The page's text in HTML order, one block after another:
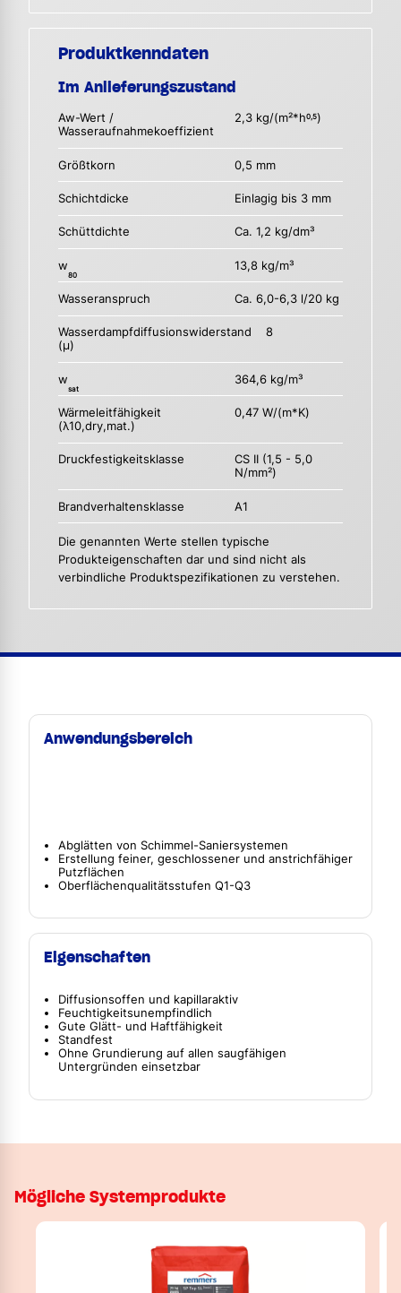
Produktkenndaten
Im Anlieferungszustand
Aw-Wert /
Wasseraufnahmekoeffizient
2,3 kg/(m²*h0,5)
Größtkorn 0,5 mm
Schichtdicke Einlagig bis 3 mm
Schüttdichte Ca. 1,2 kg/dm³
w
80
13,8 kg/m³
Wasseranspruch Ca. 6,0-6,3 l/20 kg
Wasserdampfdiffusionswiderstand
(µ)
8
w
sat
364,6 kg/m³
Wärmeleitfähigkeit
(λ10,dry,mat.)
0,47 W/(m*K)
Druckfestigkeitsklasse
CS II (1,5 - 5,0
N/mm²)
Brandverhaltensklasse A1
Die genannten Werte stellen typische
Produkteigenschaften dar und sind nicht als
verbindliche Produktspezifikationen zu verstehen.
Anwendungsbereich
Abglätten von Schimmel-Saniersystemen
Erstellung feiner, geschlossener und anstrichfähiger
Putzflächen
Oberflächenqualitätsstufen Q1-Q3
Eigenschaften
Diffusionsoffen und kapillaraktiv
Feuchtigkeitsunempfindlich
Gute Glätt- und Haftfähigkeit
Standfest
Ohne Grundierung auf allen saugfähigen
Untergründen einsetzbar
Mögliche Systemprodukte